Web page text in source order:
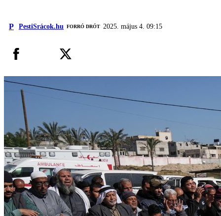
P PestiSrácok.hu FORRÓ DRÓT 2025. május 4. 09:15